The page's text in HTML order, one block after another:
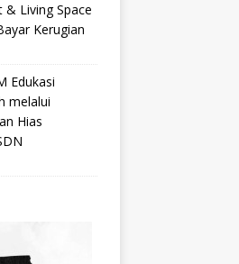
& Living Space
Kerugian
Edukasi
melalui
Hias